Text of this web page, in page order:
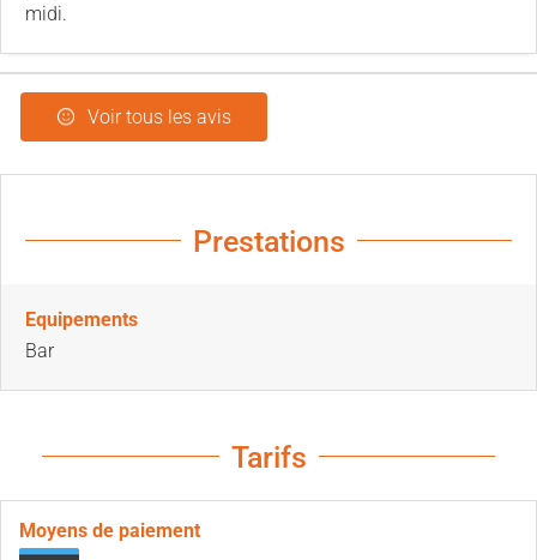
midi.
Voir tous les avis
Prestations
Equipements
Bar
Tarifs
Moyens de paiement